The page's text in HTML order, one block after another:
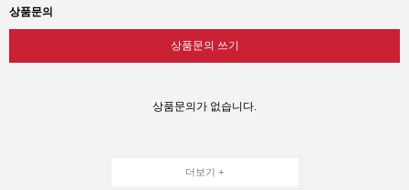
상품문의
상품문의 쓰기
상품문의가 없습니다.
더보기 +